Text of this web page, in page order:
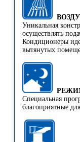
Уникальная
осуществлять
Кондиционеры
вытянутых
Специальная
благоприятные